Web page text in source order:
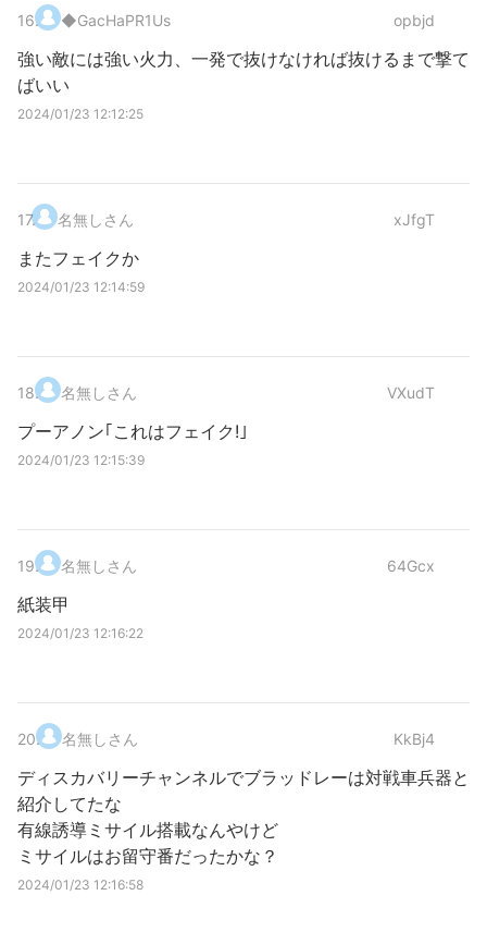
16. ◆GacHaPR1Us opbjd
強い敵には強い火力、一発で抜けなければ抜けるまで撃て
ばいい
2024/01/23 12:12:25
17. 名無しさん xJfgT
またフェイクか
2024/01/23 12:14:59
18. 名無しさん VXudT
プーアノン｢これはフェイク!｣
2024/01/23 12:15:39
19. 名無しさん 64Gcx
紙装甲
2024/01/23 12:16:22
20. 名無しさん KkBj4
ディスカバリーチャンネルでブラッドレーは対戦車兵器と
紹介してたな
有線誘導ミサイル搭載なんやけど
ミサイルはお留守番だったかな？
2024/01/23 12:16:58